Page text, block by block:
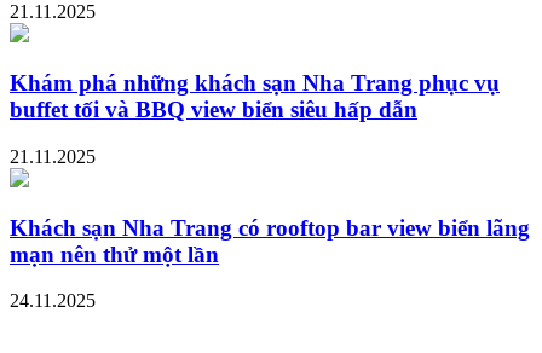
21.11.2025
Khám phá những khách sạn Nha Trang phục vụ
buffet tối và BBQ view biển siêu hấp dẫn
21.11.2025
Khách sạn Nha Trang có rooftop bar view biển lãng
mạn nên thử một lần
24.11.2025